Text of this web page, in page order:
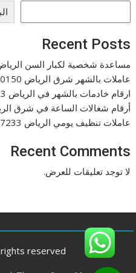
Recent Posts
مساعدة شخصية لكبار السن الرياض
عاملات بالشهر شرق الرياض 0596690150
ارقام خادمات بالشهر في الرياض 0571787233
أرقام شغالات الساعة في شرق الرياض
عاملات تنظيف يومي الرياض 0571787233
Recent Comments
لا توجد تعليقات للعرض.
reserved